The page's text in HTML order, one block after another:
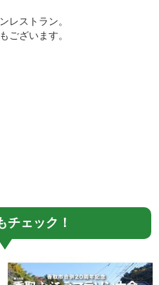
レストラン。
ございます。
チェック！